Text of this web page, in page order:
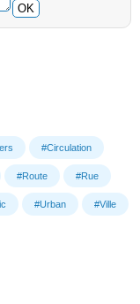
OK
#Circulation
#Route #Rue
#Urban #Ville